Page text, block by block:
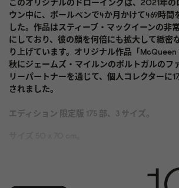
このオリジナルのドローイングは、2021年の
ウン中に、ボールペンで4か月かけて469時間
した。作品はスティーブ・マックイーンの非
にしており、彼の顔を何倍にも拡大して緻密
り上げています。オリジナル作品「
秋にジェームズ・マイルンのポルトガルのフ
リーパートナーを通じて、個人コレクターに
されました。
エディション 限定版 175 部、3 サイズ。
Rag® Bright White にアーカイブ顔料プリント